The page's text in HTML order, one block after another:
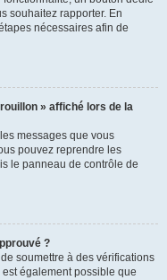
souhaitez rapporter. En
nécessaires afin de
» affiché lors de la
messages que vous
pouvez reprendre les
le panneau de contrôle de
?
soumettre à des vérifications
également possible que